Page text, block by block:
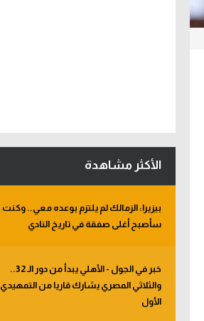
الأكثر مشاهدة
بيزيرا: الزمالك لم يلتزم بوعده معي.. وكنت
سأصبح أغلى صفقة في تاريخ النادي
خبر في الجول - الأهلي يبدأ من دور الـ 32..
والثلاثي المصري يشارك قاريا من التمهيدي
الأول